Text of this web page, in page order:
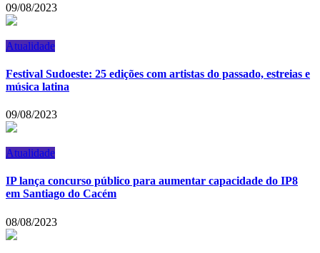
09/08/2023
Atualidade
Festival Sudoeste: 25 edições com artistas do passado, estreias e
música latina
09/08/2023
Atualidade
IP lança concurso público para aumentar capacidade do IP8
em Santiago do Cacém
08/08/2023